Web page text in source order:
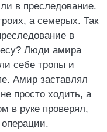
в преследование.
а семерых. Так
в
Люди амира
себе тропы и
Амир заставлял
просто ходить, а
в руке проверял,
операции.